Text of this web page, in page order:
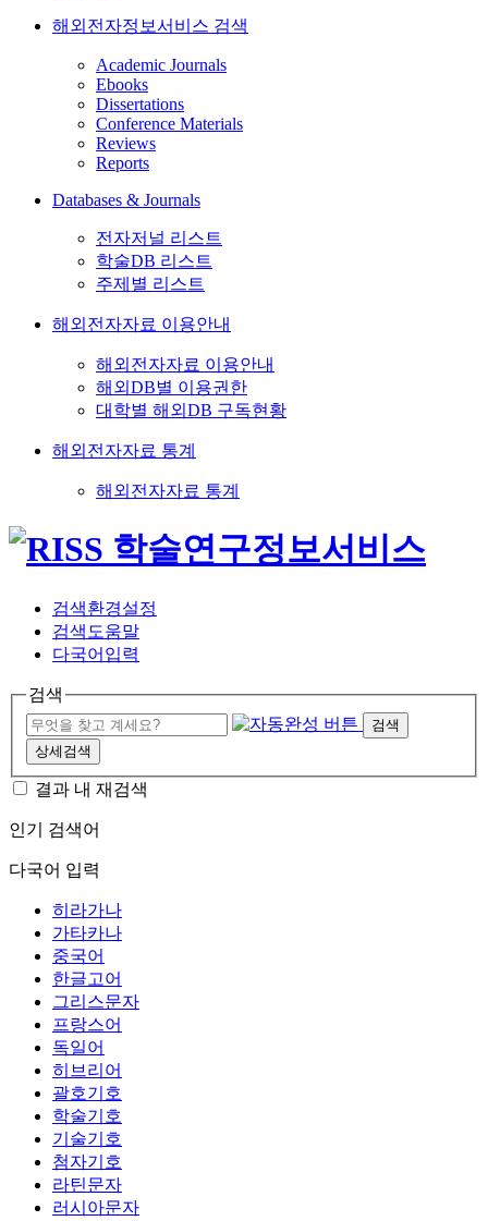
해외전자정보서비스 검색
Academic Journals
Ebooks
Dissertations
Conference Materials
Reviews
Reports
Databases & Journals
전자저널 리스트
학술DB 리스트
주제별 리스트
해외전자자료 이용안내
해외전자자료 이용안내
해외DB별 이용권한
대학별 해외DB 구독현황
해외전자자료 통계
해외전자자료 통계
검색환경설정
검색도움말
다국어입력
검색
검색
상세검색
결과 내 재검색
인기 검색어
다국어 입력
히라가나
가타카나
중국어
한글고어
그리스문자
프랑스어
독일어
히브리어
괄호기호
학술기호
기술기호
첨자기호
라틴문자
러시아문자